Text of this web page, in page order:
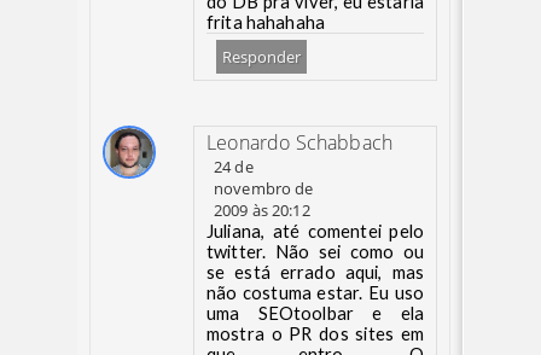
frita hahahaha
Responder
Leonardo Schabbach
24 de
novembro de
2009 às 20:12
Juliana, até comentei pelo
twitter. Não sei como ou
se está errado aqui, mas
não costuma estar. Eu uso
uma SEOtoolbar e ela
mostra o PR dos sites em